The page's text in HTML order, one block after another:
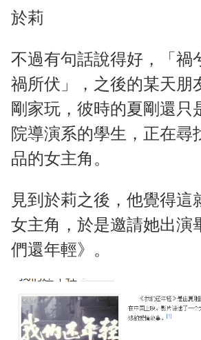
於莉
不過有句話說得好，「禍
禍所伏」，之後的某天朋
剛家玩，彼時的夏剛還只
院導演系的學生，正在尋
品的女主角。
見到於莉之後，他覺得這
女主角，於是邀請她出演
們還年輕》。